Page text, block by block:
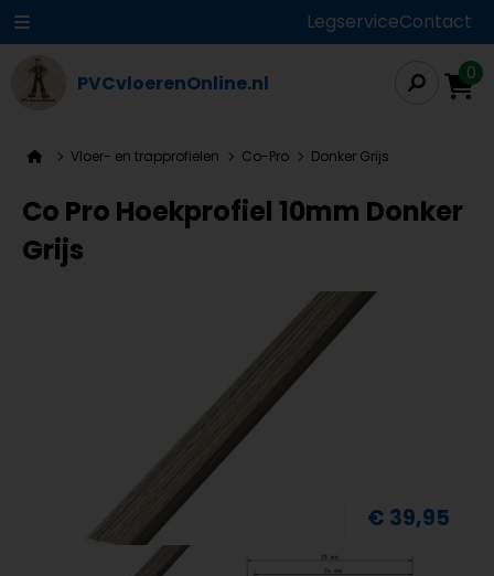
LegserviceContact
PVCvloerenOnline.nl 0
Vloer- en trapprofielen Co-Pro Donker Grijs
Co Pro Hoekprofiel 10mm Donker
Grijs
€ 39,95